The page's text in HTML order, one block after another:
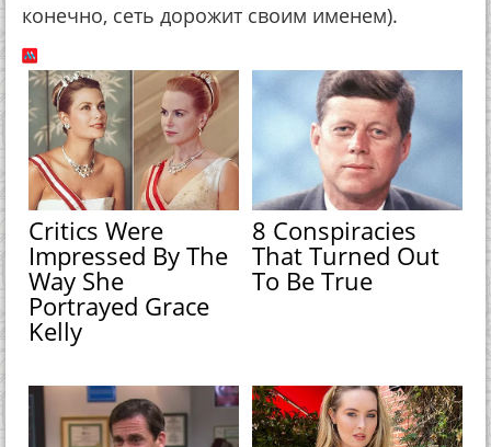
конечно, сеть дорожит своим именем).
Critics Were
Impressed By The
Way She
Portrayed Grace
Kelly
8 Conspiracies
That Turned Out
To Be True